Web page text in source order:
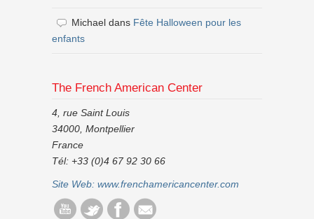
Michael dans Fête Halloween pour les
enfants
The French American Center
4, rue Saint Louis
34000, Montpellier
France
Tél: +33 (0)4 67 92 30 66
Site Web: www.frenchamericancenter.com